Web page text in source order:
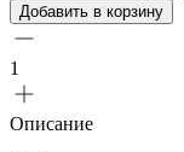
Добавить в корзину
1
Описание